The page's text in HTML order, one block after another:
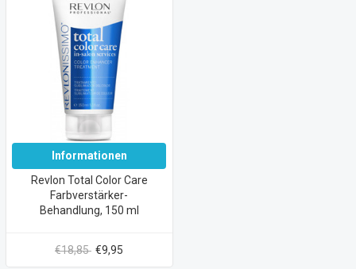
Informationen
Revlon Total Color Care
Farbverstärker-
Behandlung, 150 ml
€18,85 €9,95